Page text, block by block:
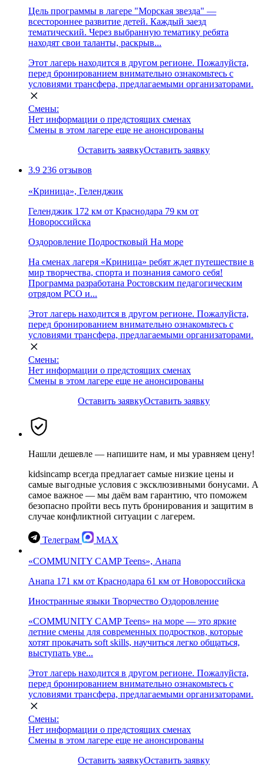
Цель программы в лагере "Морская звезда" —
всестороннее развитие детей. Каждый заезд
тематический. Через выбранную тематику ребята
находят свои таланты, раскрыв...
Этот лагерь находится в другом регионе. Пожалуйста,
перед бронированием внимательно ознакомьтесь с
условиями трансфера, предлагаемыми организаторами.
Смены:
Нет информации о предстоящих сменах
Смены в этом лагере еще не анонсированы
Оставить заявкуОставить заявку
3.9 236 отзывов
«Криница», Геленджик
Геленджик 172 км от Краснодара 79 км от
Новороссийска
Оздоровление Подростковый На море
На сменах лагеря «Криница» ребят ждет путешествие в
мир творчества, спорта и познания самого себя!
Программа разработана Ростовским педагогическим
отрядом РСО и...
Этот лагерь находится в другом регионе. Пожалуйста,
перед бронированием внимательно ознакомьтесь с
условиями трансфера, предлагаемыми организаторами.
Смены:
Нет информации о предстоящих сменах
Смены в этом лагере еще не анонсированы
Оставить заявкуОставить заявку
Нашли дешевле — напишите нам, и мы уравняем цену!
kidsincamp всегда предлагает самые низкие цены и
самые выгодные условия с эксклюзивными бонусами. А
самое важное — мы даём вам гарантию, что поможем
безопасно пройти весь путь бронирования и защитим в
случае конфликтной ситуации с лагерем.
Телеграм MAX
«COMMUNITY CAMP Teens», Анапа
Анапа 171 км от Краснодара 61 км от Новороссийска
Иностранные языки Творчество Оздоровление
«COMMUNITY CAMP Teens» на море — это яркие
летние смены для современных подростков, которые
хотят прокачать soft skills, научиться легко общаться,
выступать уве...
Этот лагерь находится в другом регионе. Пожалуйста,
перед бронированием внимательно ознакомьтесь с
условиями трансфера, предлагаемыми организаторами.
Смены:
Нет информации о предстоящих сменах
Смены в этом лагере еще не анонсированы
Оставить заявкуОставить заявку